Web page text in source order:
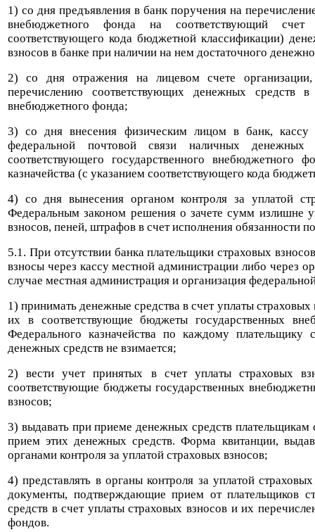
1) со дня предъявления в банк поручения на
внебюджетного фонда на соответствующий счет
соответствующего кода бюджетной классификации)
взносов в банке при наличии на нем достаточного
2) со дня отражения на лицевом счете
перечислению соответствующих денежных средств в
внебюджетного фонда;
3) со дня внесения физическим лицом в банк, кассу
федеральной почтовой связи наличных
соответствующего государственного внебюджетного
казначейства (с указанием соответствующего кода
4) со дня вынесения органом контроля за уплатой
Федеральным законом решения о зачете сумм излишне
взносов, пеней, штрафов в счет исполнения обязанности
5.1. При отсутствии банка плательщики страховых
взносы через кассу местной администрации либо через
случае местная администрация и организация
1) принимать денежные средства в счет уплаты
их в соответствующие бюджеты государственных
Федерального казначейства по каждому
денежных средств не взимается;
2) вести учет принятых в счет уплаты страховых
соответствующие бюджеты государственных
взносов;
3) выдавать при приеме денежных средств
прием этих денежных средств. Форма квитанции,
органами контроля за уплатой страховых взносов;
4) представлять в органы контроля за уплатой
документы, подтверждающие прием от плательщиков
средств в счет уплаты страховых взносов и их
фондов.